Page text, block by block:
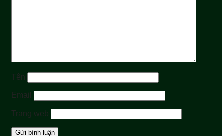
Tên
Email
Trang web